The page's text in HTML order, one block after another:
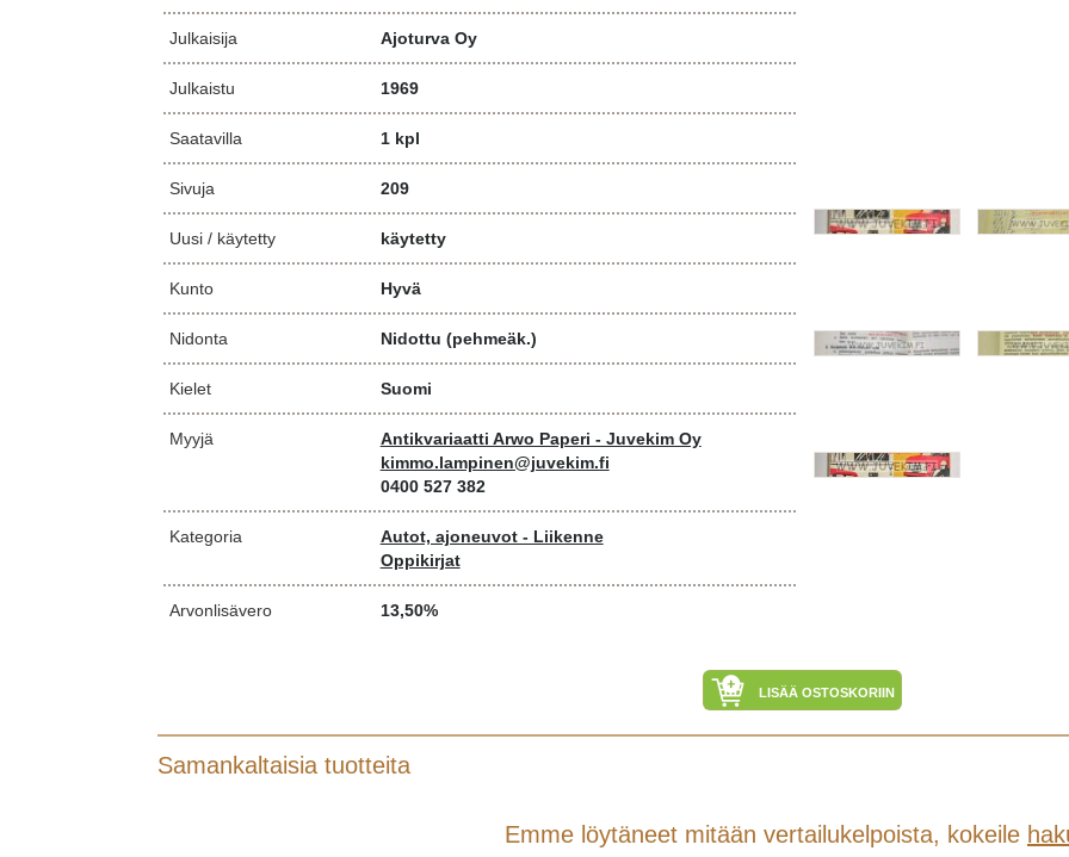
Julkaisija Ajoturva Oy
Julkaistu 1969
Saatavilla 1 kpl
Sivuja 209
Uusi / käytetty käytetty
Kunto Hyvä
Nidonta Nidottu (pehmeäk.)
Kielet Suomi
Myyjä
Antikvariaatti Arwo Paperi - Juvekim Oy
kimmo.lampinen@juvekim.fi
0400 527 382
Kategoria
Autot, ajoneuvot - Liikenne
Oppikirjat
Arvonlisävero 13,50%
LISÄÄ OSTOSKORIIN
Samankaltaisia tuotteita
Emme löytäneet mitään vertailukelpoista, kokeile